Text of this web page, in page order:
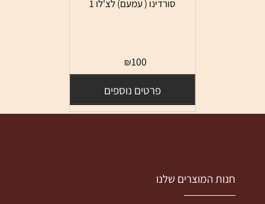
סורדינו ( עמעם) לצ'לו 1
₪100
פרטים נוספים
חנות המוצרים שלנו